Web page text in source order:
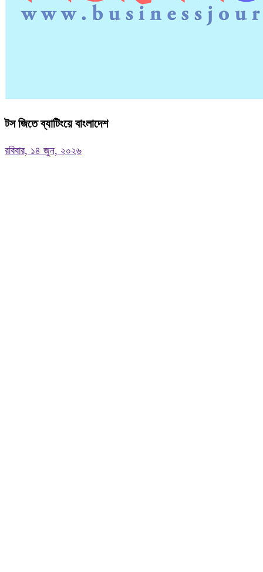
টস জিতে ব্যাটিংয়ে বাংলাদেশ
রবিবার, ১৪ জুন, ২০২৬